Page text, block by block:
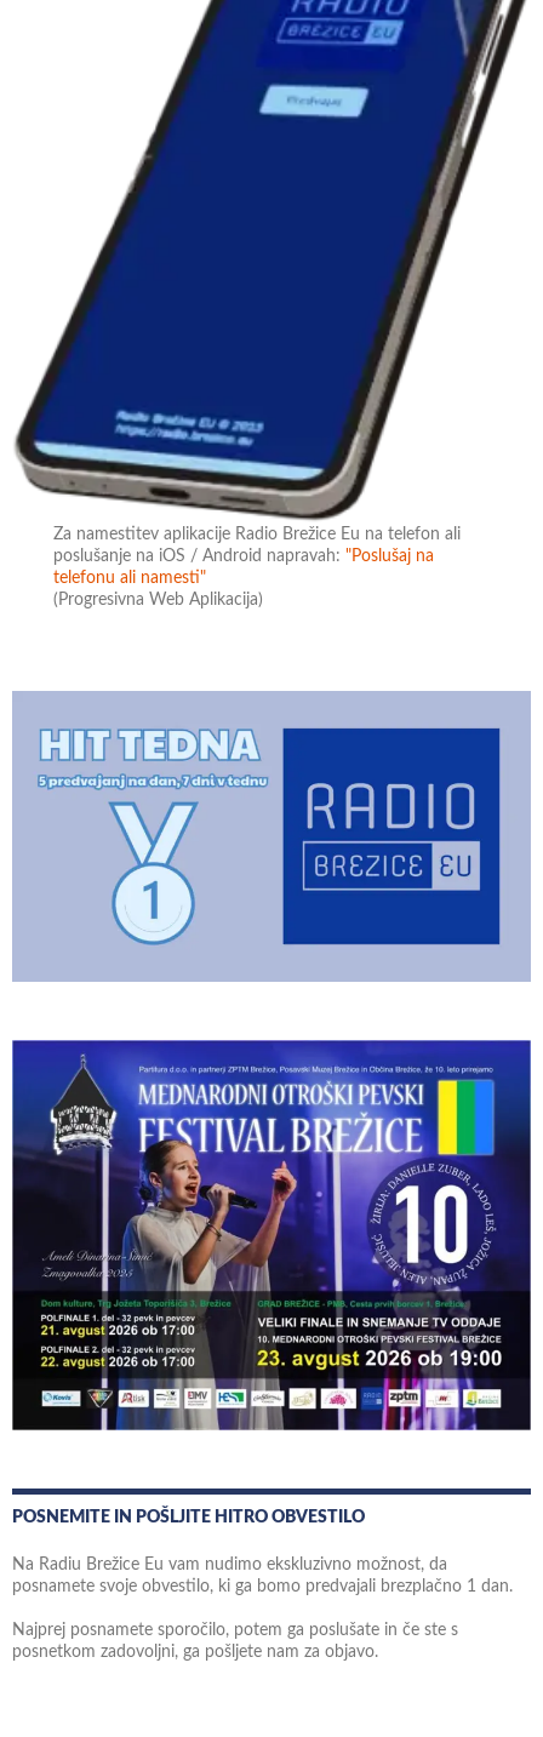
Za namestitev aplikacije Radio Brežice Eu na telefon ali
poslušanje na iOS / Android napravah:"Poslušaj na
telefonu ali namesti"
(Progresivna Web Aplikacija)
POSNEMITE IN POŠLJITE HITRO OBVESTILO
Na Radiu Brežice Eu vam nudimo ekskluzivno možnost, da
posnamete svoje obvestilo, ki ga bomo predvajali brezplačno 1 dan.
Najprej posnamete sporočilo, potem ga poslušate in če ste s
posnetkom zadovoljni, ga pošljete nam za objavo.